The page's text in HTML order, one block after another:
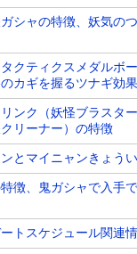
シャの特徴、妖気の
クティクスメダルボ
カギを握るツナギ効果
リンク（妖怪ブラスタ
リーナー）の特徴
とマイニャンきょうい
徴、鬼ガシャで入手
トスケジュール関連